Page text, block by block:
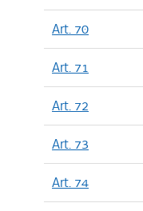
Art. 70
Art. 71
Art. 72
Art. 73
Art. 74